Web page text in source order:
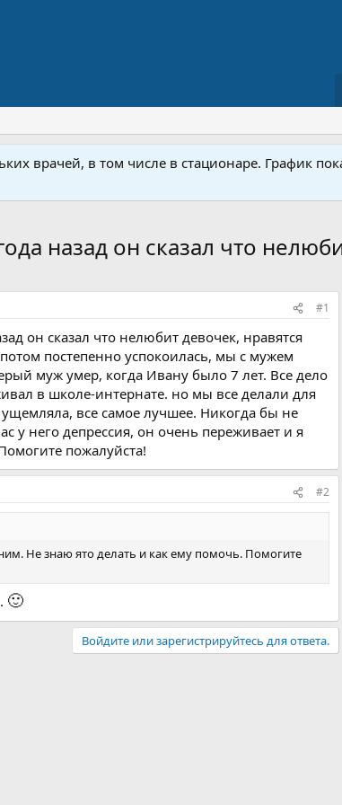
врачей, в том числе в стационаре. График
назад он сказал что
#1
он сказал что нелюбит девочек, нравятся
постепенно успокоилась, мы с мужем
муж умер, когда Ивану было 7 лет. Все дело
в школе-интернате. но мы все делали для
все самое лучшее. Никогда бы не
у него депрессия, он очень переживает и я
пожалуйста!
#2
Не знаю ято делать и как ему помочь. Помогите
🙂
Войдите или зарегистрируйтесь для ответа.